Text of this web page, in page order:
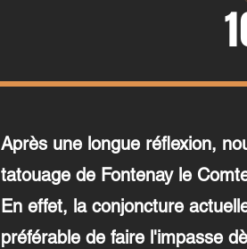
Après une longue réflexion,
tatouage de Fontenay le
En effet, la conjoncture
préférable de faire l'impasse